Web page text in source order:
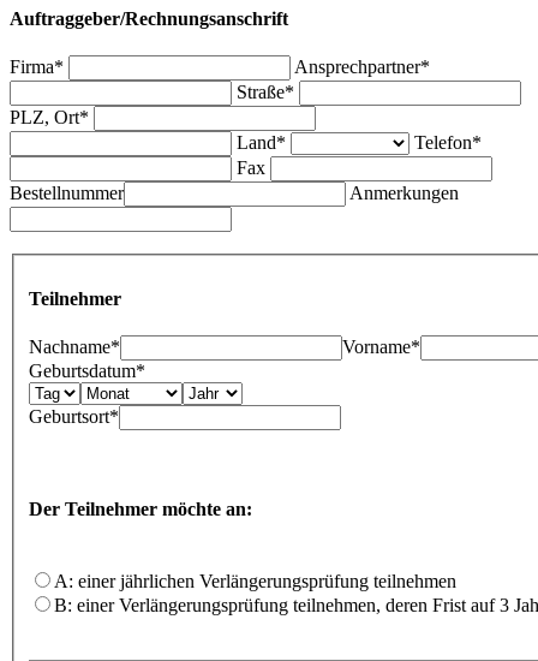
Auftraggeber/Rechnungsanschrift
Firma*
Ansprechpartner*
Straße*
PLZ, Ort*
Land*
Telefon*
Fax
Bestellnummer
Anmerkungen
Teilnehmer
Nachname*
Vorname*
Geburtsdatum*
Geburtsort*
Der Teilnehmer möchte an:
A: einer jährlichen Verlängerungsprüfung teilnehmen
B: einer Verlängerungsprüfung teilnehmen, deren Frist auf 3